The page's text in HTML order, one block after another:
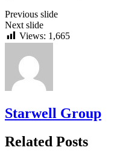
Previous slide
Next slide
Views: 1,665
Starwell Group
Related Posts